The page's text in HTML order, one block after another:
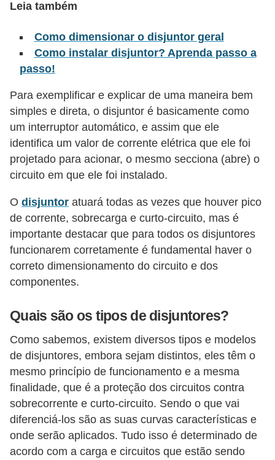
Leia também
Como dimensionar o disjuntor geral
Como instalar disjuntor? Aprenda passo a
passo!
Para exemplificar e explicar de uma maneira bem
simples e direta, o disjuntor é basicamente como
um interruptor automático, e assim que ele
identifica um valor de corrente elétrica que ele foi
projetado para acionar, o mesmo secciona (abre) o
circuito em que ele foi instalado.
O disjuntor atuará todas as vezes que houver pico
de corrente, sobrecarga e curto-circuito, mas é
importante destacar que para todos os disjuntores
funcionarem corretamente é fundamental haver o
correto dimensionamento do circuito e dos
componentes.
Quais são os tipos de disjuntores?
Como sabemos, existem diversos tipos e modelos
de disjuntores, embora sejam distintos, eles têm o
mesmo princípio de funcionamento e a mesma
finalidade, que é a proteção dos circuitos contra
sobrecorrente e curto-circuito. Sendo o que vai
diferenciá-los são as suas curvas características e
onde serão aplicados. Tudo isso é determinado de
acordo com a carga e circuitos que estão sendo
e
c
i
d
a
d
e
C
u
r
i
o
s
d
a
d
e
s
o
b